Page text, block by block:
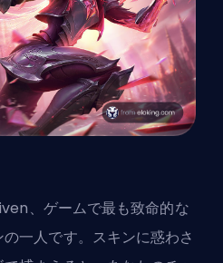
、ゲームで最も致命的な
一人です。 スキンに惑わさ